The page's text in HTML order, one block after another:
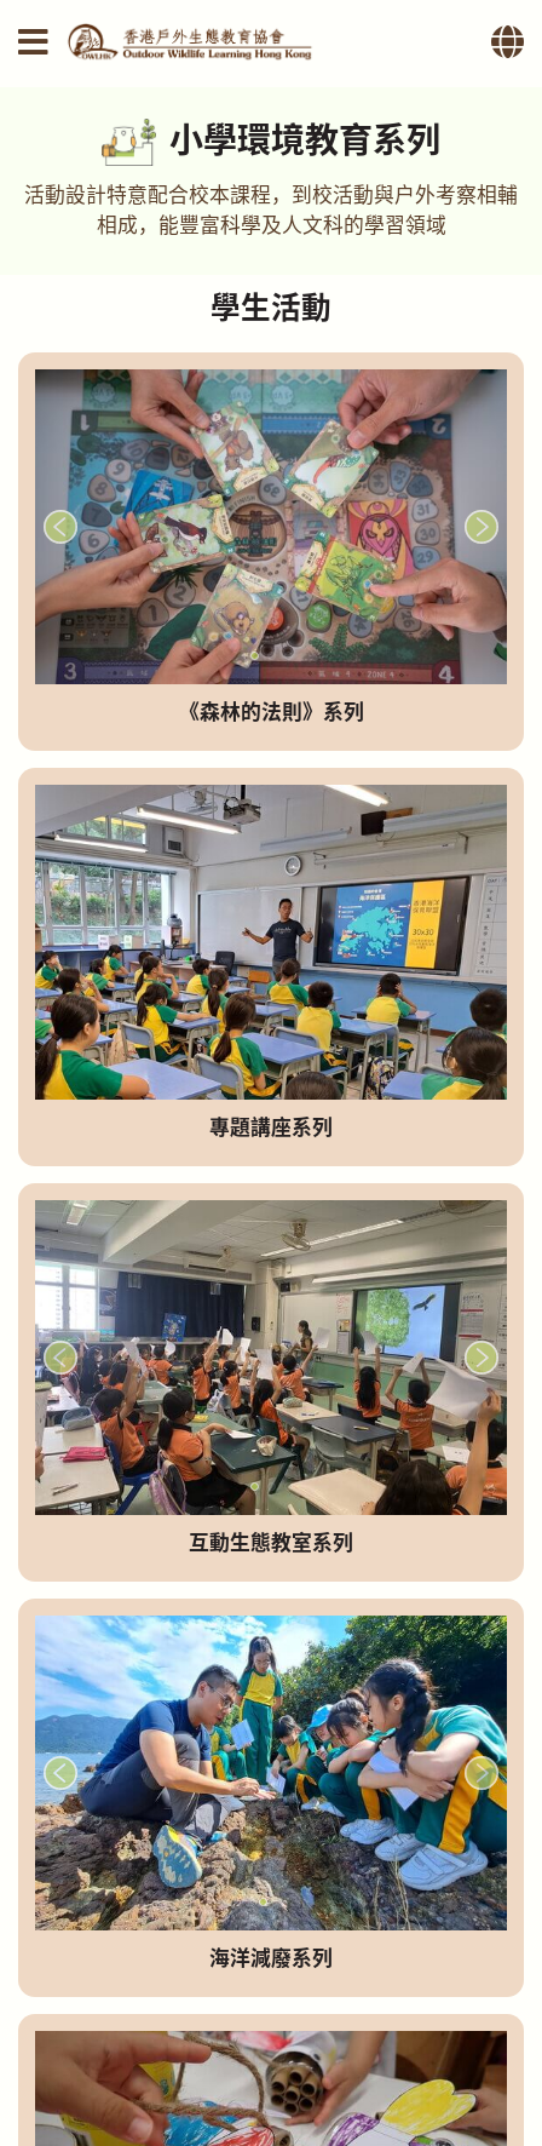
小學環境教育系列
活動設計特意配合校本課程，到校活動與戶外考察相輔
相成，能豐富科學及人文科的學習領域
學生活動
《森林的法則》系列
專題講座系列
互動生態教室系列
海洋減廢系列